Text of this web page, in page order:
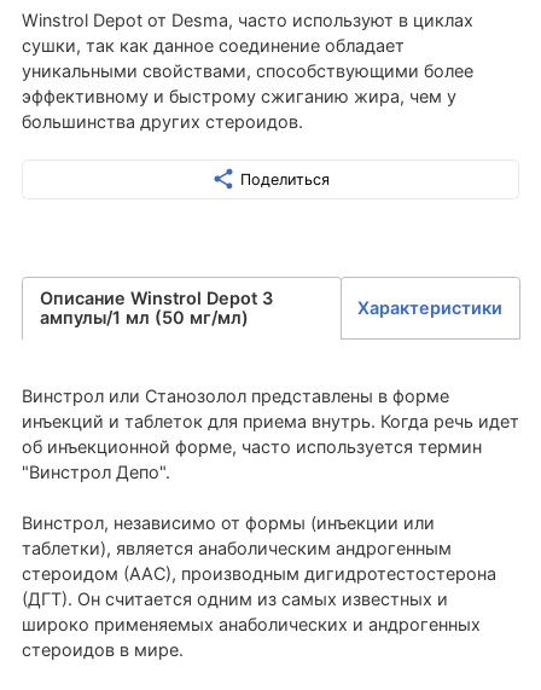
Winstrol Depot от Desma, часто используют в циклах
сушки, так как данное соединение обладает
уникальными свойствами, способствующими более
эффективному и быстрому сжиганию жира, чем у
большинства других стероидов.
Поделиться
Описание Winstrol Depot 3
ампулы/1 мл (50 мг/мл)
Характеристики
Винстрол или Станозолол представлены в форме
инъекций и таблеток для приема внутрь. Когда речь идет
об инъекционной форме, часто используется термин
"Винстрол Депо".
Винстрол, независимо от формы (инъекции или
таблетки), является анаболическим андрогенным
стероидом (ААС), производным дигидротестостерона
(ДГТ). Он считается одним из самых известных и
широко применяемых анаболических и андрогенных
стероидов в мире.